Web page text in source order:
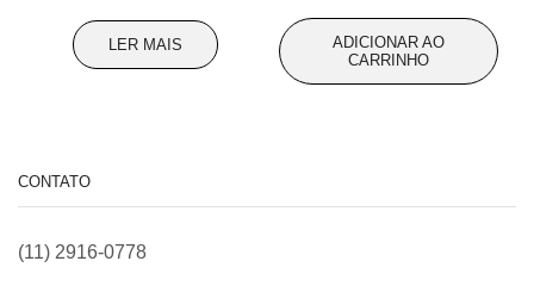
LER MAIS
original
era:
atual
R$
ADICIONAR AO
CARRINHO
CONTATO
(11) 2916-0778